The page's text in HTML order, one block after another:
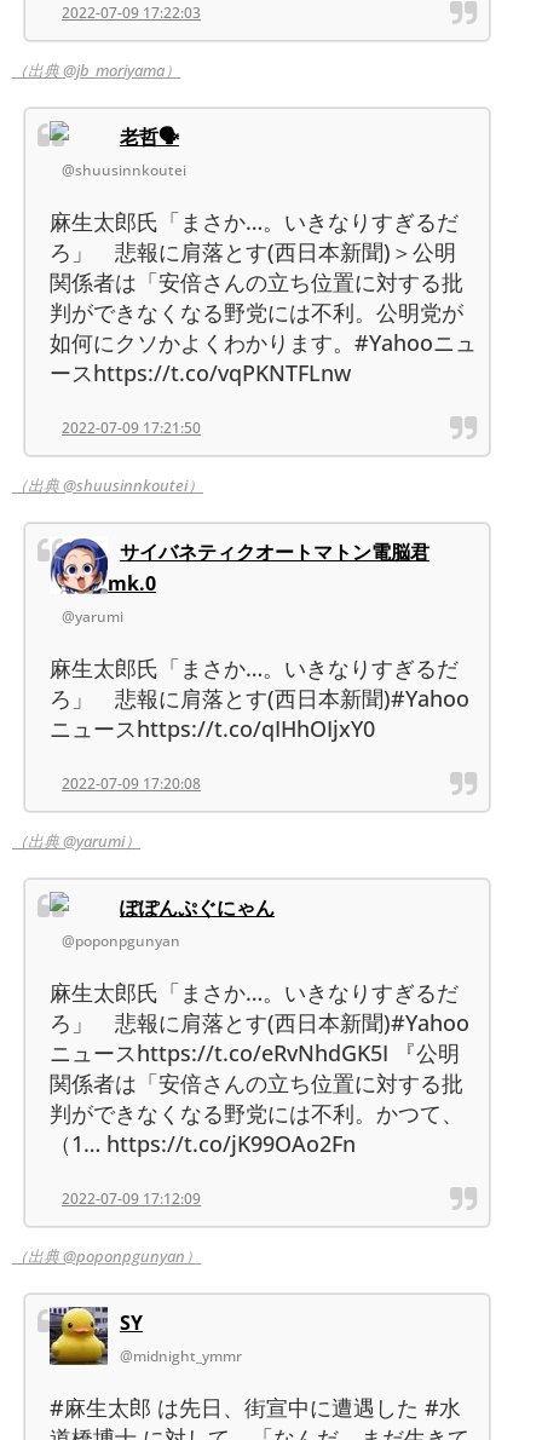
2022-07-09 17:22:03
（出典 @jb_moriyama）
老哲🗣
@shuusinnkoutei
麻生太郎氏「まさか…。いきなりすぎるだ
ろ」 悲報に肩落とす(西日本新聞)＞公明
関係者は「安倍さんの立ち位置に対する批
判ができなくなる野党には不利。公明党が
如何にクソかよくわかります。#Yahooニュ
ースhttps://t.co/vqPKNTFLnw
2022-07-09 17:21:50
（出典 @shuusinnkoutei）
サイバネティクオートマトン電脳君
mk.0
@yarumi
麻生太郎氏「まさか…。いきなりすぎるだ
ろ」 悲報に肩落とす(西日本新聞)#Yahoo
ニュースhttps://t.co/qIHhOIjxY0
2022-07-09 17:20:08
（出典 @yarumi）
ぽぽんぷぐにゃん
@poponpgunyan
麻生太郎氏「まさか…。いきなりすぎるだ
ろ」 悲報に肩落とす(西日本新聞)#Yahoo
ニュースhttps://t.co/eRvNhdGK5I 『公明
関係者は「安倍さんの立ち位置に対する批
判ができなくなる野党には不利。かつて、
（1… https://t.co/jK99OAo2Fn
2022-07-09 17:12:09
（出典 @poponpgunyan）
SY
@midnight_ymmr
#麻生太郎 は先日、街宣中に遭遇した #水